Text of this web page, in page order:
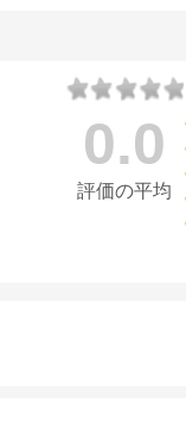
0.0
評価の平均